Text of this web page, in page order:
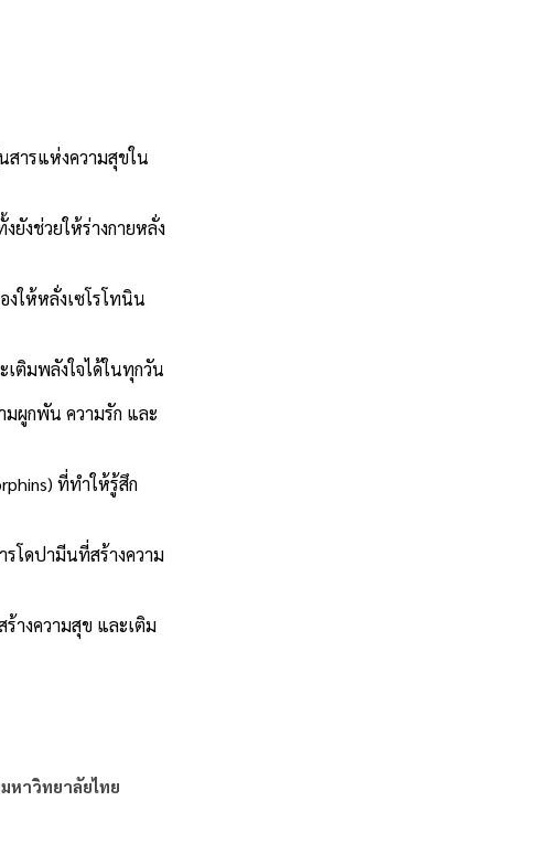
สารแห่งความสุขใน
ยังช่วยให้ร่างกายหลั่ง
ให้หลั่งเซโรโทนิน
ติมพลังใจได้ในทุกวัน
มผูกพัน ความรัก และ
ที่ทำให้รู้สึก
โดปามีนที่สร้างความ
างความสุข และเติม
หาวิทยาลัยไทย